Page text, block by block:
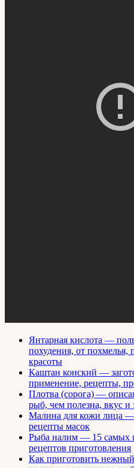
Янтарная кислота —
похудения, от похмелья,
красоты
Каштан конский —
применение, рецепты,
Плотва (сорога) —
рыб, чем полезна, вкус и
Малина для кожи лица
рецепты масок
Рыба налим — 15 самых
рецептов приготовления
Как приготовить